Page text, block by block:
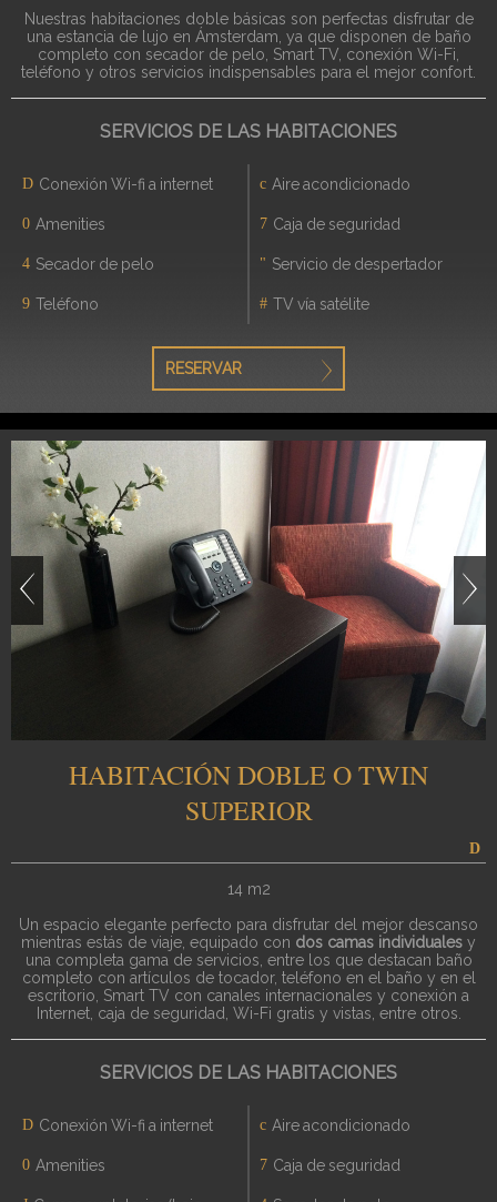
Nuestras habitaciones doble básicas son perfectas disfrutar de
una estancia de lujo en Ámsterdam, ya que disponen de baño
completo con secador de pelo, Smart TV, conexión Wi-Fi,
teléfono y otros servicios indispensables para el mejor confort.
SERVICIOS DE LAS HABITACIONES
Conexión Wi-fi a internet Aire acondicionado
Amenities Caja de seguridad
Secador de pelo Servicio de despertador
Teléfono TV vía satélite
RESERVAR
HABITACIÓN DOBLE O TWIN
SUPERIOR
14 m2
Un espacio elegante perfecto para disfrutar del mejor descanso
mientras estás de viaje, equipado con dos camas individuales y
una completa gama de servicios, entre los que destacan baño
completo con artículos de tocador, teléfono en el baño y en el
escritorio, Smart TV con canales internacionales y conexión a
Internet, caja de seguridad, Wi-Fi gratis y vistas, entre otros.
SERVICIOS DE LAS HABITACIONES
Conexión Wi-fi a internet Aire acondicionado
Amenities Caja de seguridad